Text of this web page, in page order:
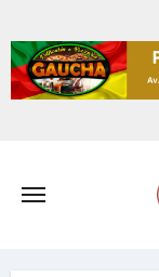
to
content